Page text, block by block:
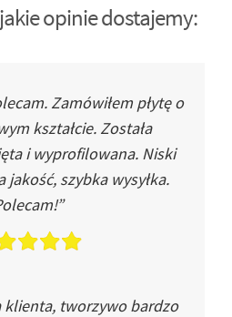
opinie dostajemy:
Zamówiłem płytę o
kształcie. Została
i wyprofilowana. Niski
jakość, szybka wysyłka.
klienta, tworzywo bardzo